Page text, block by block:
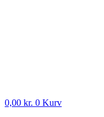
0,00 kr. 0 Kurv